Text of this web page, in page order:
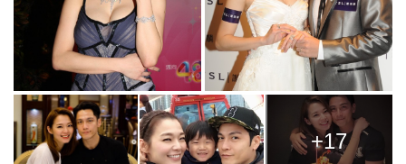
+17